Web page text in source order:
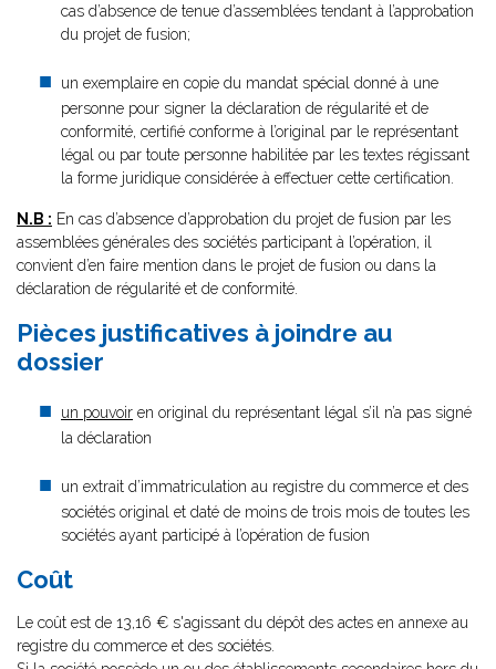
cas d’absence de tenue d’assemblées tendant à l’approbation
du projet de fusion;
un exemplaire en copie du mandat spécial donné à une
personne pour signer la déclaration de régularité et de
conformité, certifié conforme à l’original par le représentant
légal ou par toute personne habilitée par les textes régissant
la forme juridique considérée à effectuer cette certification.
N.B : En cas d’absence d’approbation du projet de fusion par les
assemblées générales des sociétés participant à l’opération, il
convient d’en faire mention dans le projet de fusion ou dans la
déclaration de régularité et de conformité.
Pièces justificatives à joindre au
dossier
un pouvoir en original du représentant légal s’il n’a pas signé
la déclaration
un extrait d’immatriculation au registre du commerce et des
sociétés original et daté de moins de trois mois de toutes les
sociétés ayant participé à l’opération de fusion
Coût
Le coût est de 13,16 € s'agissant du dépôt des actes en annexe au
registre du commerce et des sociétés.